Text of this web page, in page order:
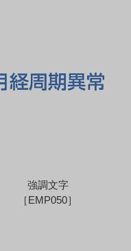
強調文字
［EMP050］